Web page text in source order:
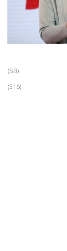
(SB)
(516)